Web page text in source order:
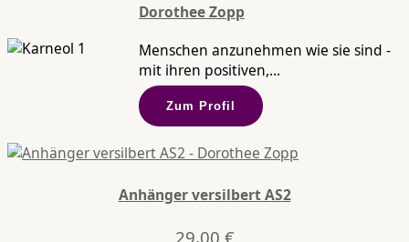
Dorothee Zopp
Menschen anzunehmen wie sie sind -
mit ihren positiven,...
Zum Profil
Anhänger versilbert AS2
29,00 €